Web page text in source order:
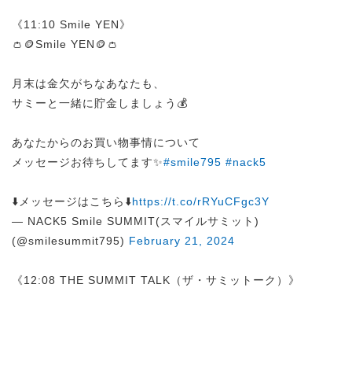
《11:10 Smile YEN》
👛🪙Smile YEN🪙👛
月末は金欠がちなあなたも、
サミーと一緒に貯金しましょう💰
あなたからのお買い物事情について
メッセージお待ちしてます✨#smile795 #nack5
⬇️メッセージはこちら⬇️https://t.co/rRYuCFgc3Y
— NACK5 Smile SUMMIT(スマイルサミット)
(@smilesummit795) February 21, 2024
《12:08 THE SUMMIT TALK（ザ・サミットーク）》